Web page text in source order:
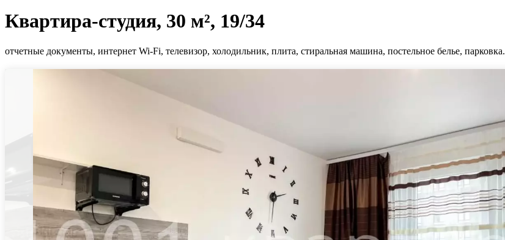
Квартира-студия, 30 м², 19/34
отчетные документы, интернет Wi-Fi, телевизор, холодильник, плита, стиральная машина, постельное белье, парковка.